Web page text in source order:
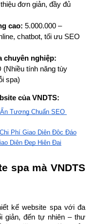
đơn giản, đầy đủ
cao: 5.000.000 –
chatbot, tối ưu SEO
(Nhiều tính năng tùy
spa)
của VNDTS:
Tượng Chuẩn SEO
Phí Giao Diện Độc Đáo
Diện Đẹp Hiện Đại
spa mà VNDTS
kế website spa với đa
giản, đến tự nhiên – thư